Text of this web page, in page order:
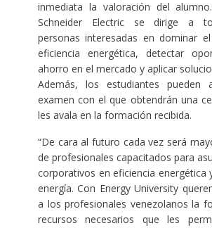
inmediata la valoración del
Schneider Electric se dirige a
personas interesadas en dominar
eficiencia energética, detectar
ahorro en el mercado y aplicar
Además, los estudiantes pueden
examen con el que obtendrán una
les avala en la formación recibida.
“De cara al futuro cada vez será
de profesionales capacitados para
corporativos en eficiencia energética
energía. Con Energy University
a los profesionales venezolanos la
recursos necesarios que les